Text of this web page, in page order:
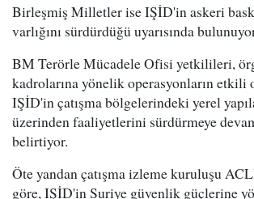
Birleşmiş Milletler ise IŞİD'in askeri
varlığını sürdürdüğü uyarısında
BM Terörle Mücadele Ofisi yetkilileri,
kadrolarına yönelik operasyonların etkili
IŞİD'in çatışma bölgelerindeki yerel
üzerinden faaliyetlerini sürdürmeye
belirtiyor.
Öte yandan çatışma izleme kuruluşu
göre, IŞİD'in Suriye güvenlik güçlerine